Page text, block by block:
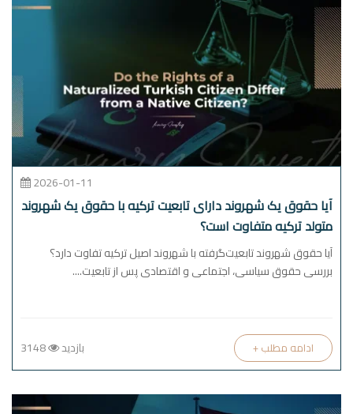
2026-01-11
آیا حقوق یک شهروند دارای تابعیت ترکیه با حقوق یک شهروند
متولد ترکیه متفاوت است؟
آیا حقوق شهروند تابعیت‌گرفته با شهروند اصیل ترکیه تفاوت دارد؟
بررسی حقوق سیاسی، اجتماعی و اقتصادی پس از تابعیت....
بازدید + ادامه مطلب